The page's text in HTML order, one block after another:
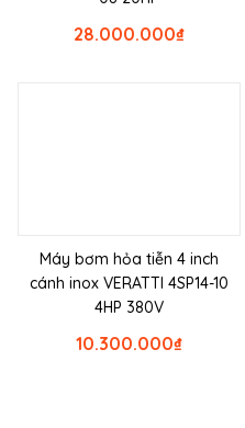
₫
28.000.000
Máy bơm hỏa tiễn 4 inch
cánh inox VERATTI 4SP14-10
4HP 380V
₫
10.300.000